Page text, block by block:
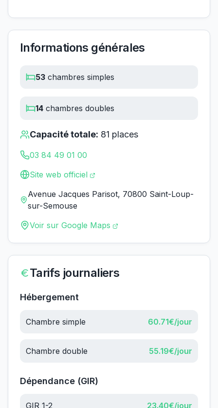
Informations générales
53 chambres simples
14 chambres doubles
Capacité totale: 81 places
03 84 49 01 00
Site web officiel
Avenue Jacques Parisot, 70800 Saint-Loup-
sur-Semouse
Voir sur Google Maps
Tarifs journaliers
Hébergement
Chambre simple 60.71€/jour
Chambre double 55.19€/jour
Dépendance (GIR)
GIR 1-2 23.40€/jour